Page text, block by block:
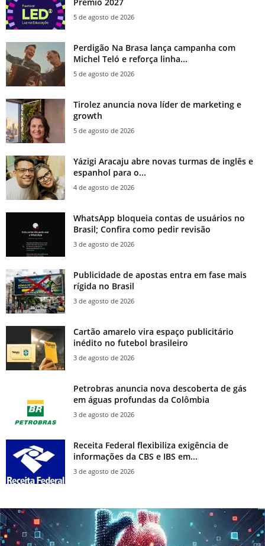
Prêmio 2027
5 de agosto de 2026
Perdigão Na Brasa lança campanha com
Michel Teló e reforça linha...
5 de agosto de 2026
Tirolez anuncia nova líder de marketing e
growth
5 de agosto de 2026
Yázigi Aracaju abre novas turmas de inglês e
espanhol para o...
4 de agosto de 2026
WhatsApp bloqueia contas de usuários no
Brasil; Confira como pedir revisão
3 de agosto de 2026
Publicidade de apostas entra em fase mais
rígida no Brasil
3 de agosto de 2026
Cartão amarelo vira espaço publicitário
inédito no futebol brasileiro
3 de agosto de 2026
Petrobras anuncia nova descoberta de gás
em águas profundas da Colômbia
3 de agosto de 2026
Receita Federal flexibiliza exigência de
informações da CBS e IBS em...
3 de agosto de 2026